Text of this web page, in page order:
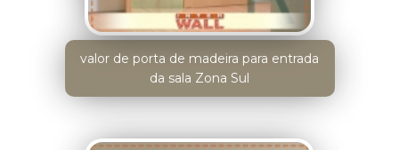
valor de porta de madeira para entrada
da sala Zona Sul